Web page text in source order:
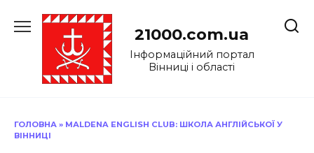
до
21000.com.ua
Інформаційний портал
Вінниці і області
ГОЛОВНА » МАLDENA ENGLISH CLUB: ШКОЛА АНГЛІЙСЬКОЇ У
ВІННИЦІ